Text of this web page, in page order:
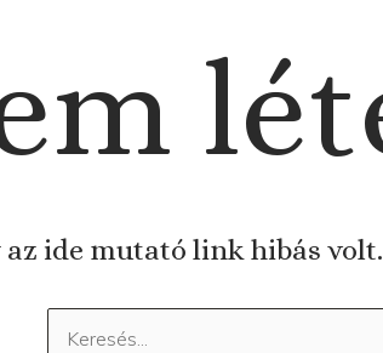
ide mutató link hibás
Keresés: